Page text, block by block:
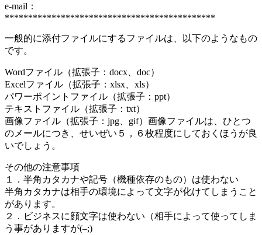
e-mail：
*********************************************
一般的に添付ファイルにするファイルは、以下のようなもの
です。
Wordファイル（拡張子：docx、doc）
Excelファイル（拡張子：xlsx、xls）
パワーポイントファイル（拡張子：ppt）
テキストファイル（拡張子：txt）
画像ファイル（拡張子：jpg、gif）画像ファイルは、ひとつ
のメールにつき、せいぜい５，６枚程度にしておくほうが良
いでしょう。
その他の注意事項
１．半角カタカナや記号（機種依存のもの）は使わない
半角カタカナは相手の環境によって文字が化けてしまうこと
があります。
２．ビジネスに顔文字は使わない（相手によって使ってしま
う事がありますが(–;)